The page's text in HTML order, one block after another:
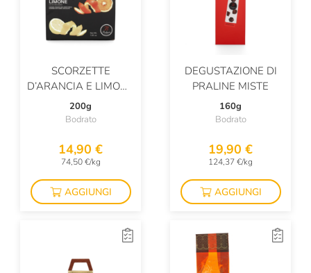
SCORZETTE
D’ARANCIA E LIMONE
RICOPERTE DI
CIOCCOLATO
200g
Bodrato
14,90 €
74,50 €/kg
AGGIUNGI
DEGUSTAZIONE DI
PRALINE MISTE
160g
Bodrato
19,90 €
124,37 €/kg
AGGIUNGI